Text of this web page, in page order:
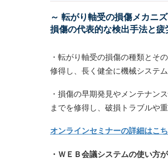
～ 転がり軸受の損傷メカニ
損傷の代表的な検出手法と
・転がり軸受の損傷の種類とそ
修得し、長く健全に機械システ
・損傷の早期発見やメンテナン
までを修得し、破損トラブルや
オンラインセミナーの詳細はこち
・ＷＥＢ会議システムの使い方